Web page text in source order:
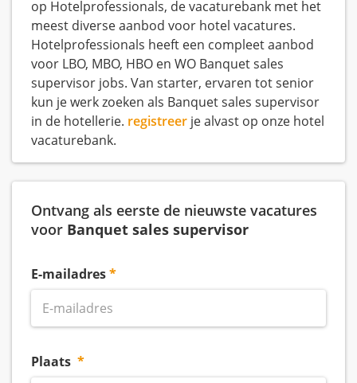
op Hotelprofessionals, de vacaturebank met het
meest diverse aanbod voor hotel vacatures.
Hotelprofessionals heeft een compleet aanbod
voor LBO, MBO, HBO en WO Banquet sales
supervisor jobs. Van starter, ervaren tot senior
kun je werk zoeken als Banquet sales supervisor
in de hotellerie. registreer je alvast op onze hotel
vacaturebank.
Ontvang als eerste de nieuwste vacatures
voor Banquet sales supervisor
E-mailadres
Plaats